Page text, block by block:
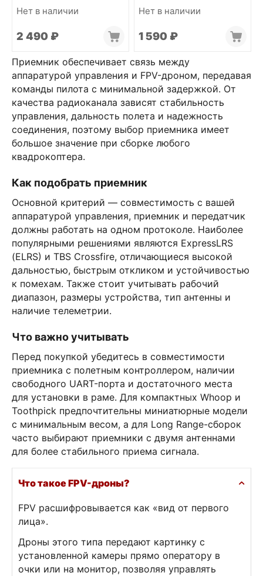
Приемник обеспечивает связь между
аппаратурой управления и FPV-дроном, передавая
команды пилота с минимальной задержкой. От
качества радиоканала зависят стабильность
управления, дальность полета и надежность
соединения, поэтому выбор приемника имеет
большое значение при сборке любого
квадрокоптера.
Как подобрать приемник
Основной критерий — совместимость с вашей
аппаратурой управления, приемник и передатчик
должны работать на одном протоколе. Наиболее
популярными решениями являются ExpressLRS
(ELRS) и TBS Crossfire, отличающиеся высокой
дальностью, быстрым откликом и устойчивостью
к помехам. Также стоит учитывать рабочий
диапазон, размеры устройства, тип антенны и
наличие телеметрии.
Что важно учитывать
Перед покупкой убедитесь в совместимости
приемника с полетным контроллером, наличии
свободного UART-порта и достаточного места
для установки в раме. Для компактных Whoop и
Toothpick предпочтительны миниатюрные модели
с минимальным весом, а для Long Range-сборок
часто выбирают приемники с двумя антеннами
для более стабильного приема сигнала.
Что такое FPV-дроны?
FPV расшифровывается как «вид от первого
лица».
Дроны этого типа передают картинку с
установленной камеры прямо оператору в
очки или на монитор, позволяя управлять
Нет в наличии
2 490 ₽
Нет в наличии
1 590 ₽